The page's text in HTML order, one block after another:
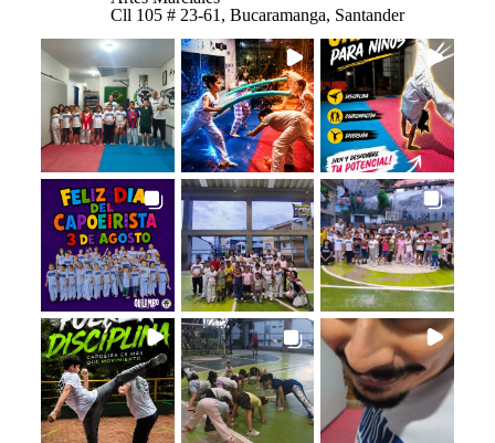
Cll 105 # 23-61, Bucaramanga, Santander